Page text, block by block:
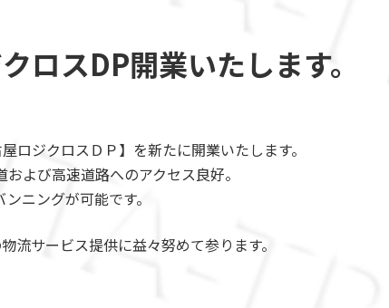
ロスDP開業いたします。
ロジクロスＤＰ】を新たに開業いたします。
よび高速道路へのアクセス良好。
ニングが可能です。
流サービス提供に益々努めて参ります。